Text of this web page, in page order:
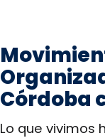
Córdoba
Lo que vivimos